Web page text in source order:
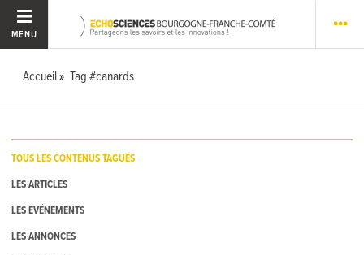
MENU
Accueil Tag #canards
TOUS LES CONTENUS TAGUÉS
LES ARTICLES
LES ÉVÉNEMENTS
LES ANNONCES